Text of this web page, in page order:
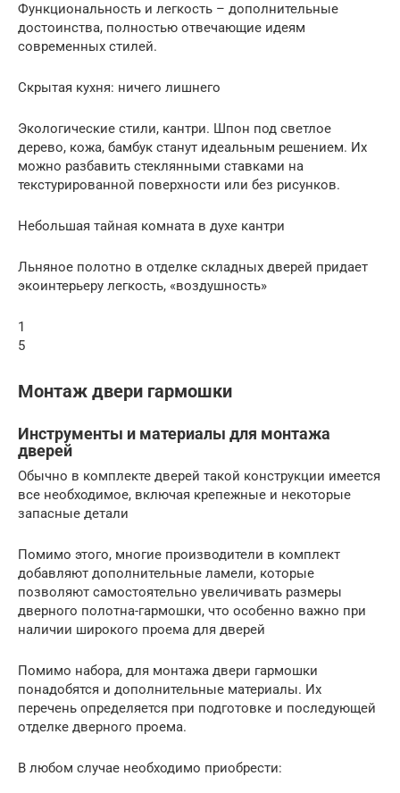
Функциональность и легкость – дополнительные
достоинства, полностью отвечающие идеям
современных стилей.
Скрытая кухня: ничего лишнего
Экологические стили, кантри. Шпон под светлое
дерево, кожа, бамбук станут идеальным решением. Их
можно разбавить стеклянными ставками на
текстурированной поверхности или без рисунков.
Небольшая тайная комната в духе кантри
Льняное полотно в отделке складных дверей придает
экоинтерьеру легкость, «воздушность»
1
5
Монтаж двери гармошки
Инструменты и материалы для монтажа
дверей
Обычно в комплекте дверей такой конструкции имеется
все необходимое, включая крепежные и некоторые
запасные детали
Помимо этого, многие производители в комплект
добавляют дополнительные ламели, которые
позволяют самостоятельно увеличивать размеры
дверного полотна-гармошки, что особенно важно при
наличии широкого проема для дверей
Помимо набора, для монтажа двери гармошки
понадобятся и дополнительные материалы. Их
перечень определяется при подготовке и последующей
отделке дверного проема.
В любом случае необходимо приобрести: